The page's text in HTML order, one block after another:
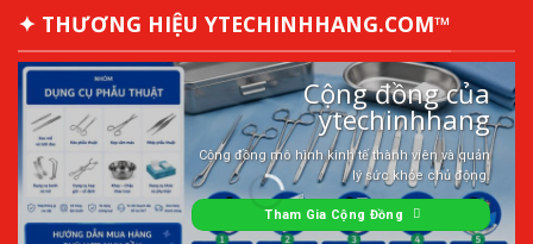
✦ THƯƠNG HIỆU YTECHINHHANG.COM™
Cộng đồng của
ytechinhhang
Cộng đồng mô hình kinh tế thành viên và quản
lý sức khỏe chủ động.
Tham Gia Cộng Đồng